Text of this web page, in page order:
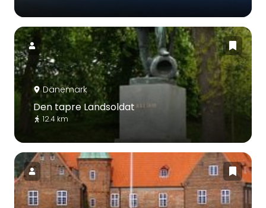
Dänemark
Den tapre Landsoldat
12.4 km